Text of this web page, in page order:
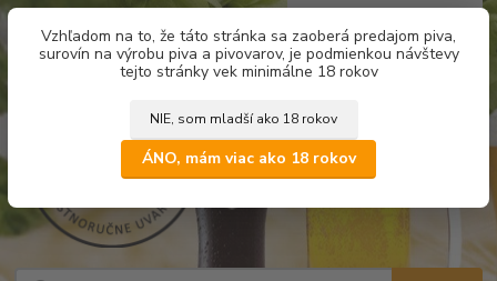
Vzhľadom na to, že táto stránka sa zaoberá predajom piva,
surovín na výrobu piva a pivovarov, je podmienkou návštevy
tejto stránky vek minimálne 18 rokov
NIE, som mladší ako 18 rokov
ÁNO, mám viac ako 18 rokov
za0,00 €